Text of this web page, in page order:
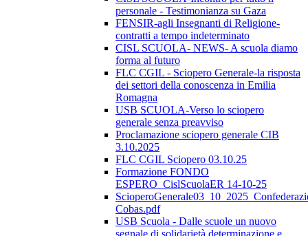
personale - Testimonianza su Gaza
FENSIR-agli Insegnanti di Religione-
contratti a tempo indeterminato
CISL SCUOLA- NEWS- A scuola diamo
forma al futuro
FLC CGIL - Sciopero Generale-la risposta
dei settori della conoscenza in Emilia
Romagna
USB SCUOLA-Verso lo sciopero
generale senza preavviso
Proclamazione sciopero generale CIB
3.10.2025
FLC CGIL Sciopero 03.10.25
Formazione FONDO
ESPERO_CislScuolaER 14-10-25
Cobas.pdf
USB Scuola - Dalle scuole un nuovo